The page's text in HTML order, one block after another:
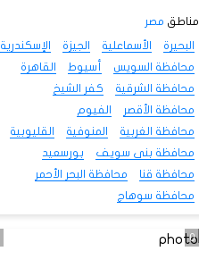
مناطق مصر
البحيرة
الأسماعلية الجيزة
الإسكندرية
محافظة السويس
أسيوط
القاهرة
محافظة الشرقية
كفر الشيخ
محافظة الأقصر
الفيوم
محافظة الغربية
المنوفية
القليوبية
محافظة بنى سويف
بورسعيد
محافظة قنا
محافظة البحر الأحمر
محافظة سوهاج
0